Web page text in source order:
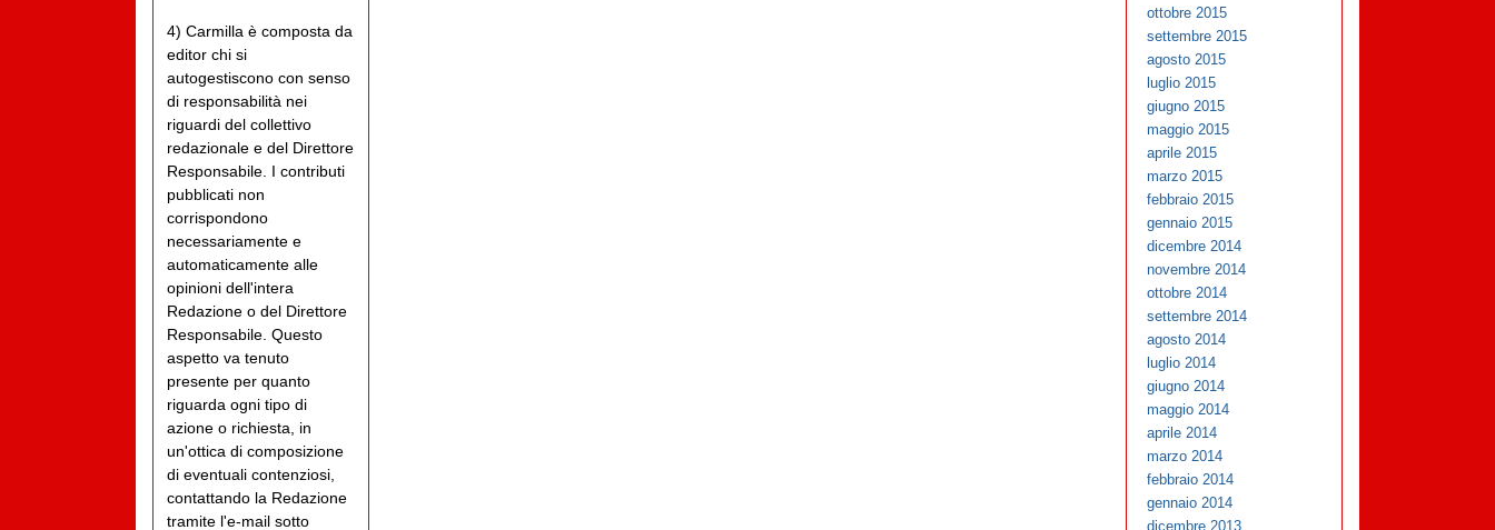
4) Carmilla è composta da
editor chi si
autogestiscono con senso
di responsabilità nei
riguardi del collettivo
redazionale e del Direttore
Responsabile. I contributi
pubblicati non
corrispondono
necessariamente e
automaticamente alle
opinioni dell'intera
Redazione o del Direttore
Responsabile. Questo
aspetto va tenuto
presente per quanto
riguarda ogni tipo di
azione o richiesta, in
un'ottica di composizione
di eventuali contenziosi,
contattando la Redazione
tramite l'e-mail sotto
ottobre 2015
settembre 2015
agosto 2015
luglio 2015
giugno 2015
maggio 2015
aprile 2015
marzo 2015
febbraio 2015
gennaio 2015
dicembre 2014
novembre 2014
ottobre 2014
settembre 2014
agosto 2014
luglio 2014
giugno 2014
maggio 2014
aprile 2014
marzo 2014
febbraio 2014
gennaio 2014
dicembre 2013